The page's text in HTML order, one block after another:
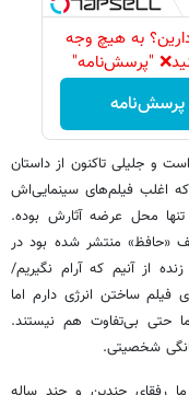
به هیچ وجه
"پرسش‌نامه"
و جلیلی تاکنون از داستان
که اغلب فیلم‌های سینمایی‌اش
تنها محل عرضه آثارش بوده.
«حافظ» منتشر شده بود در
از آنیم که آرام نگیریم/
ساختن انرژی دارم اما
حتی بی‌تفاوت هم نیستند.
شخصیتی.